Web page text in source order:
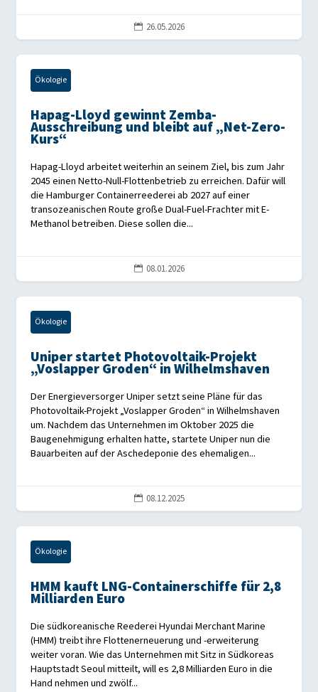
 26.05.2026
Ökologie
Hapag-Lloyd gewinnt Zemba-
Ausschreibung und bleibt auf „Net-Zero-
Kurs“
Hapag-Lloyd arbeitet weiterhin an seinem Ziel, bis zum Jahr
2045 einen Netto-Null-Flottenbetrieb zu erreichen. Dafür will
die Hamburger Containerreederei ab 2027 auf einer
transozeanischen Route große Dual-Fuel-Frachter mit E-
Methanol betreiben. Diese sollen die...
 08.01.2026
Ökologie
Uniper startet Photovoltaik-Projekt
„Voslapper Groden“ in Wilhelmshaven
Der Energieversorger Uniper setzt seine Pläne für das
Photovoltaik-Projekt „Voslapper Groden“ in Wilhelmshaven
um. Nachdem das Unternehmen im Oktober 2025 die
Baugenehmigung erhalten hatte, startete Uniper nun die
Bauarbeiten auf der Aschedeponie des ehemaligen...
 08.12.2025
Ökologie
HMM kauft LNG-Containerschiffe für 2,8
Milliarden Euro
Die südkoreanische Reederei Hyundai Merchant Marine
(HMM) treibt ihre Flottenerneuerung und -erweiterung
weiter voran. Wie das Unternehmen mit Sitz in Südkoreas
Hauptstadt Seoul mitteilt, will es 2,8 Milliarden Euro in die
Hand nehmen und zwölf...